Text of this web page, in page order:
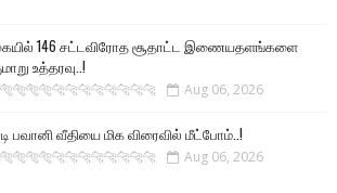
146 சட்டவிரோத சூதாட்ட இணையதளங்களை
உத்தரவு..!
Aug 06, 2026
பவானி வீதியை மிக விரைவில் மீட்போம்..!
Aug 06, 2026